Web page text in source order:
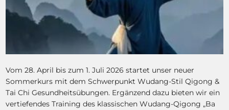
Vom 28. April bis zum 1. Juli 2026 startet unser neuer
Sommerkurs mit dem Schwerpunkt Wudang-Stil Qigong &
Tai Chi Gesundheitsübungen. Ergänzend dazu bieten wir ein
vertiefendes Training des klassischen Wudang-Qigong „Ba